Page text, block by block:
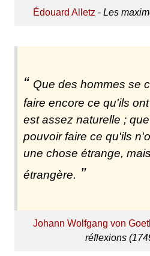
Édouard Alletz -Les
Que des hommes se
faire encore ce qu'ils
est assez naturelle ;
pouvoir faire ce qu'ils
une chose étrange,
étrangère.
Johann Wolfgang von
réflexions